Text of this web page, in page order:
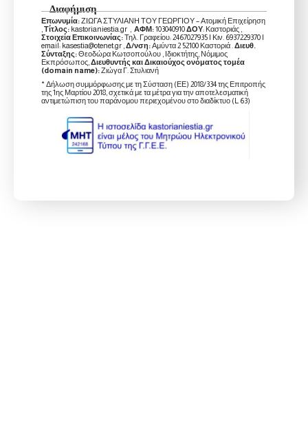
Διαφήμιση
Επωνυμία:ΖΙΩΓΑ ΣΤΥΛΙΑΝΗ ΤΟΥ ΓΕΩΡΓΙΟΥ – Ατομική Επιχείρηση
Τίτλος: kastorianiestia.gr , ΑΦΜ:103040910ΔΟΥ: Καστοριάς ,
Στοιχεία Επικοινωνίας:Τηλ. Γραφείου: 2467027935 | Κιν. 6937229370 |
email: kasestia@otenet.gr , Δ/νση:Αμύντα 2 52100 Καστοριά . Διευθ.
Σύνταξης:Θεοδώρα Κωτσοπούλου , Ιδιοκτήτης, Νόμιμος
Εκπρόσωπος, Διευθυντής και Δικαιούχος ονόματος τομέα
(domain name):Ζιώγα Γ. Στυλιανή
* Δήλωση συμμόρφωσης με τη Σύσταση (ΕΕ) 2018/334 της Επιτροπής
της 1ης Μαρτίου 2018, σχετικά με τα μέτρα για την αποτελεσματική
αντιμετώπιση του παράνομου περιεχομένου στο διαδίκτυο (L 63)